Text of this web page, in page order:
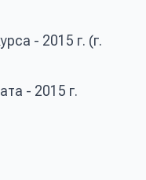
- 2015 г. (г.
- 2015 г.